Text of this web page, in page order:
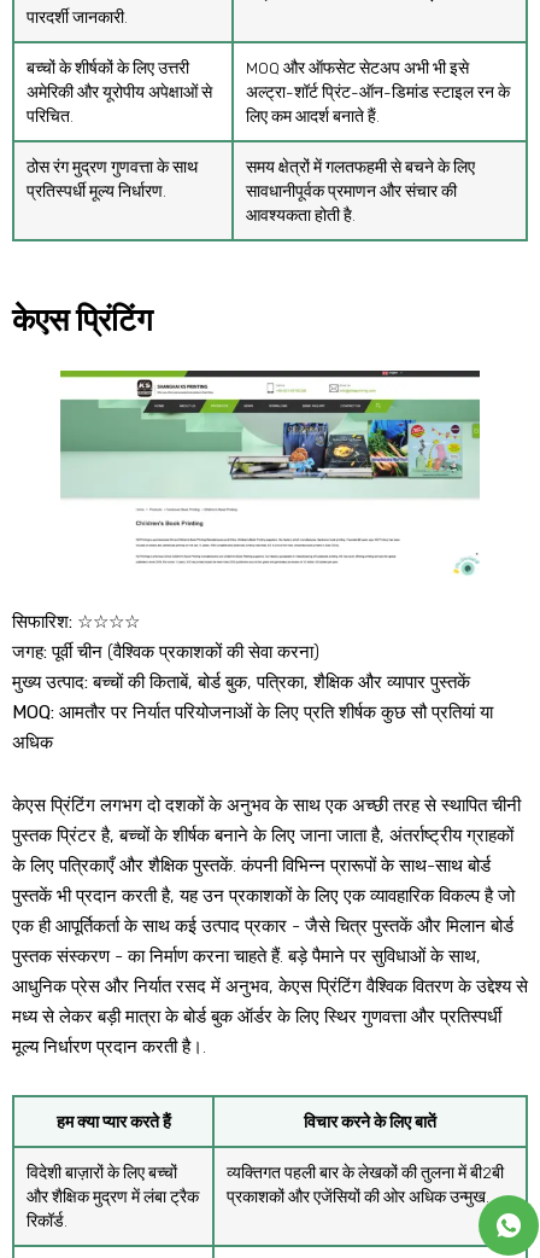
पारदर्शी जानकारी.
बच्चों के शीर्षकों के लिए उत्तरी
अमेरिकी और यूरोपीय अपेक्षाओं से
परिचित.
MOQ और ऑफसेट सेटअप अभी भी इसे
अल्ट्रा-शॉर्ट प्रिंट-ऑन-डिमांड स्टाइल रन के
लिए कम आदर्श बनाते हैं.
ठोस रंग मुद्रण गुणवत्ता के साथ
प्रतिस्पर्धी मूल्य निर्धारण.
समय क्षेत्रों में गलतफहमी से बचने के लिए
सावधानीपूर्वक प्रमाणन और संचार की
आवश्यकता होती है.
केएस प्रिंटिंग
सिफारिश: ☆☆☆☆
जगह:पूर्वी चीन (वैश्विक प्रकाशकों की सेवा करना)
मुख्य उत्पाद:बच्चों की किताबें, बोर्ड बुक, पत्रिका, शैक्षिक और व्यापार पुस्तकें
MOQ: आमतौर पर निर्यात परियोजनाओं के लिए प्रति शीर्षक कुछ सौ प्रतियां या
अधिक
केएस प्रिंटिंग लगभग दो दशकों के अनुभव के साथ एक अच्छी तरह से स्थापित चीनी
पुस्तक प्रिंटर है, बच्चों के शीर्षक बनाने के लिए जाना जाता है, अंतर्राष्ट्रीय ग्राहकों
के लिए पत्रिकाएँ और शैक्षिक पुस्तकें. कंपनी विभिन्न प्रारूपों के साथ-साथ बोर्ड
पुस्तकें भी प्रदान करती है, यह उन प्रकाशकों के लिए एक व्यावहारिक विकल्प है जो
एक ही आपूर्तिकर्ता के साथ कई उत्पाद प्रकार - जैसे चित्र पुस्तकें और मिलान बोर्ड
पुस्तक संस्करण - का निर्माण करना चाहते हैं. बड़े पैमाने पर सुविधाओं के साथ,
आधुनिक प्रेस और निर्यात रसद में अनुभव, केएस प्रिंटिंग वैश्विक वितरण के उद्देश्य से
मध्य से लेकर बड़ी मात्रा के बोर्ड बुक ऑर्डर के लिए स्थिर गुणवत्ता और प्रतिस्पर्धी
मूल्य निर्धारण प्रदान करती है।.
हम क्या प्यार करते हैं विचार करने के लिए बातें
विदेशी बाज़ारों के लिए बच्चों
और शैक्षिक मुद्रण में लंबा ट्रैक
रिकॉर्ड.
व्यक्तिगत पहली बार के लेखकों की तुलना में बी2बी
प्रकाशकों और एजेंसियों की ओर अधिक उन्मुख.